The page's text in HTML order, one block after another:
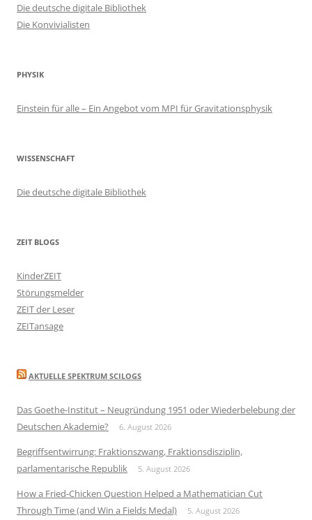
Die deutsche digitale Bibliothek
Die Konvivialisten
PHYSIK
Einstein für alle – Ein Angebot vom MPI für Gravitationsphysik
WISSENSCHAFT
Die deutsche digitale Bibliothek
ZEIT BLOGS
KinderZEIT
Störungsmelder
ZEIT der Leser
ZEITansage
AKTUELLE SPEKTRUM SCILOGS
Das Goethe-Institut – Neugründung 1951 oder Wiederbelebung der
Deutschen Akademie?
6. August 2026
Begriffsentwirrung: Fraktionszwang, Fraktionsdisziplin,
parlamentarische Republik
5. August 2026
How a Fried-Chicken Question Helped a Mathematician Cut
Through Time (and Win a Fields Medal)
5. August 2026